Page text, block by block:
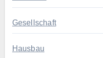
Gesellschaft
Hausbau